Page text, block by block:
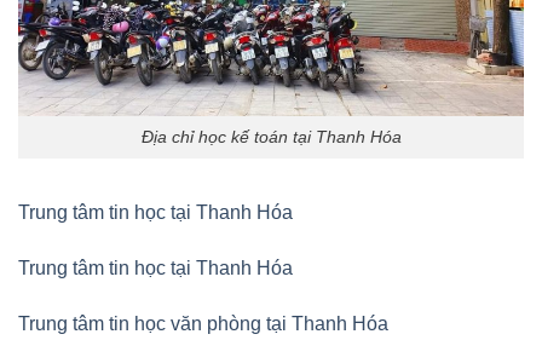
Địa chỉ học kế toán tại Thanh Hóa
Trung tâm tin học tại Thanh Hóa
Trung tâm tin học tại Thanh Hóa
Trung tâm tin học văn phòng tại Thanh Hóa